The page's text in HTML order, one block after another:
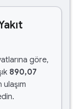
göre,
890,07
ulaşım